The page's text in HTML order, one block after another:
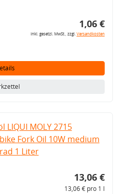
1,06 €
inkl. gesetzl. MwSt., zzgl.Versandkosten
LIQUI MOLY 2715
Fork Oil 10W medium
1 Liter
13,06 €
13,06 € pro 1 l